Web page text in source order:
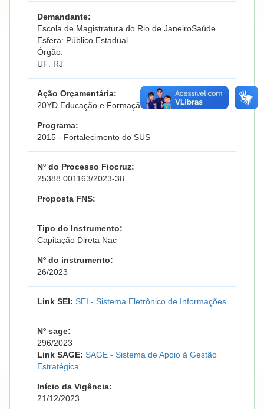
Demandante:
Escola de Magistratura do Rio de JaneiroSaúde
Esfera: Público Estadual
Órgão:
UF: RJ
Ação Orçamentária:
20YD Educação e Formação em Saúde
Programa:
2015 - Fortalecimento do SUS
Nº do Processo Fiocruz:
25388.001163/2023-38
Proposta FNS:
Tipo do Instrumento:
Capitação Direta Nac
Nº do instrumento:
26/2023
Link SEI: SEI - Sistema Eletrônico de Informações
Nº sage:
296/2023
Link SAGE: SAGE - Sistema de Apoio à Gestão
Estratégica
Início da Vigência:
21/12/2023